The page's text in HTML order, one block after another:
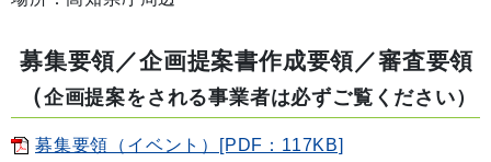
募集要領／企画提案書作成要領／審査要領
（企画提案をされる事業者は必ずご覧ください）
募集要領（イベント）[PDF：117KB]